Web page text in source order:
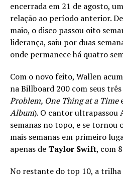
encerrada em 21 de agosto,
relação ao período anterior.
maio, o disco passou oito
liderança, saiu por duas
onde permanece há quatro
Com o novo feito, Wallen
na Billboard 200 com seus
Problem, One Thing at a Time
Album). O cantor ultrapassou
semanas no topo, e se tornou
mais semanas em primeiro
apenas de Taylor Swift, com
No restante do top 10, a trilha